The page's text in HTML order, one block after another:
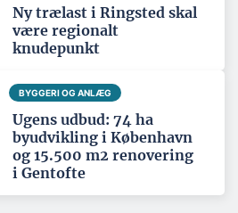
Ny trælast i Ringsted skal
være regionalt
knudepunkt
BYGGERI OG ANLÆG
Ugens udbud: 74 ha
byudvikling i København
og 15.500 m2 renovering
i Gentofte